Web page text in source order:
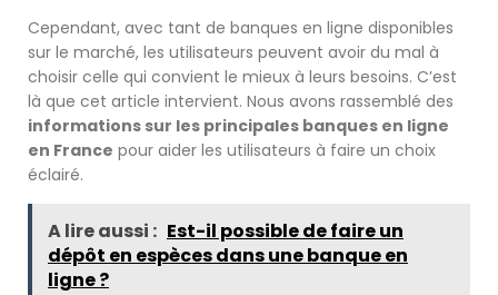
Cependant, avec tant de banques en ligne disponibles
sur le marché, les utilisateurs peuvent avoir du mal à
choisir celle qui convient le mieux à leurs besoins. C’est
là que cet article intervient. Nous avons rassemblé des
informations sur les principales banques en ligne
en France pour aider les utilisateurs à faire un choix
éclairé.
A lire aussi : Est-il possible de faire un
dépôt en espèces dans une banque en
ligne ?